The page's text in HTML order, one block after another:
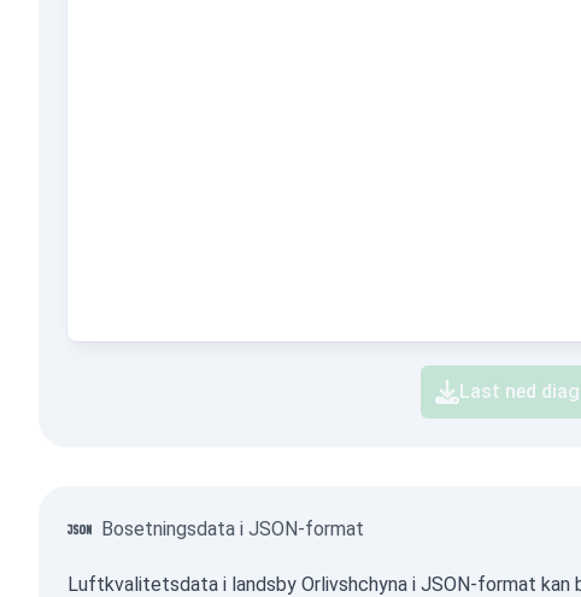
Last ned
Bosetningsdata i JSON-format
Luftkvalitetsdata i landsby Orlivshchyna i JSON-format kan